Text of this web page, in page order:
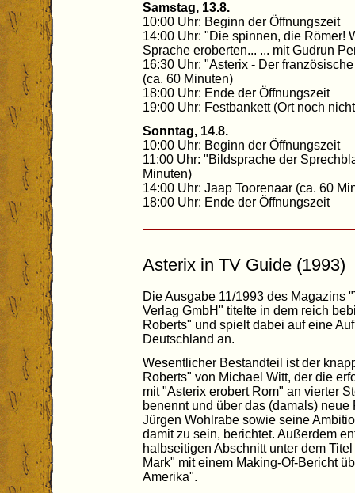
Samstag, 13.8.
10:00 Uhr: Beginn der Öffnungszeit
14:00 Uhr: "Die spinnen, die Römer!
Sprache eroberten... ... mit Gudrun
16:30 Uhr: "Asterix - Der
(ca. 60 Minuten)
18:00 Uhr: Ende der Öffnungszeit
19:00 Uhr: Festbankett (Ort noch
Sonntag, 14.8.
10:00 Uhr: Beginn der Öffnungszeit
11:00 Uhr: "Bildsprache der
Minuten)
14:00 Uhr: Jaap Toorenaar (ca. 60
18:00 Uhr: Ende der Öffnungszeit
Asterix in TV Guide (1993)
Die Ausgabe 11/1993 des Magazins
Verlag GmbH" titelte in dem reich
Roberts" und spielt dabei auf eine
Deutschland an.
Wesentlicher Bestandteil ist der
Roberts" von Michael Witt, der die
mit "Asterix erobert Rom" an vierter
benennt und über das (damals)
Jürgen Wohlrabe sowie seine
damit zu sein, berichtet. Außerdem
halbseitigen Abschnitt unter dem
Mark" mit einem Making-Of-Bericht
Amerika".